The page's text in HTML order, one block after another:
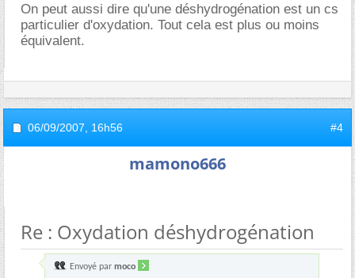
On peut aussi dire qu'une déshydrogénation est un cs
particulier d'oxydation. Tout cela est plus ou moins
équivalent.
06/09/2007, 16h56 #4
mamono666
Re : Oxydation déshydrogénation
Envoyé par moco